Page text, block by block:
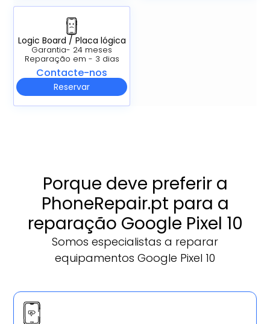
Logic Board / Placa lógica
Garantia- 24 meses
Reparação em - 3 dias
Contacte-nos
Reservar
Porque deve preferir a
PhoneRepair.pt para a
reparação Google Pixel 10
Somos especialistas a reparar
equipamentos Google Pixel 10